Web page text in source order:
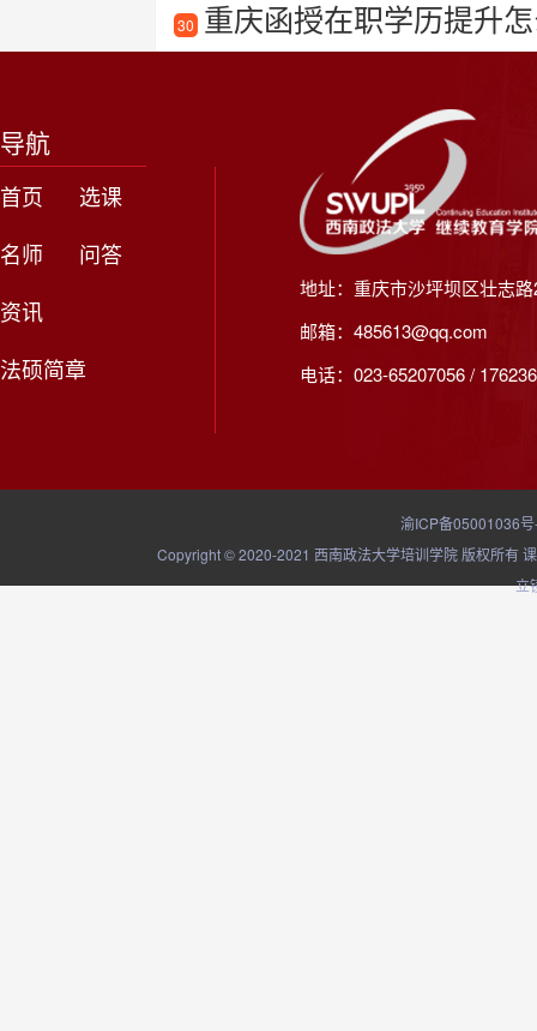
30 重庆函授在职学历提升怎
导航
首页
选课
名师
问答
资讯
法硕简章
地址：重庆市沙坪坝区壮志
邮箱：485613@qq.com
电话：023-65207056 /
渝ICP备05001036
Copyright © 2020-2021 西南政法大学培训学院 版权所有
立